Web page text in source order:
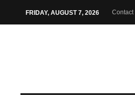
FRIDAY, AUGUST 7, 2026 Contact